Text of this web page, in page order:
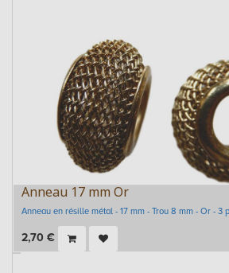
Anneau 17 mm Or
Anneau en résille métal - 17 mm - Trou 8 mm - Or - 3
2,70 €